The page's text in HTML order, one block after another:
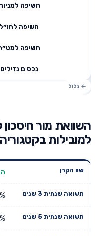
חשיפה
חשיפה לחו״ל
חשיפה
נכסים נזילים
השוואת מור
למובילות בקטגוריה
שנים